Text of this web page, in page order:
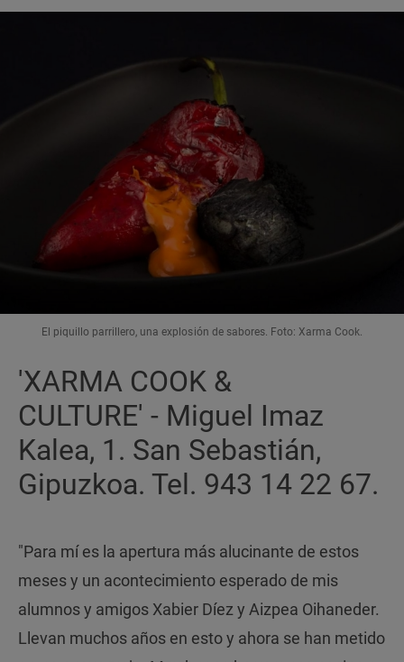
El piquillo parrillero, una explosión de sabores. Foto: Xarma Cook.
'XARMA COOK &
CULTURE' - Miguel Imaz
Kalea, 1. San Sebastián,
Gipuzkoa. Tel. 943 14 22 67.
"Para mí es la apertura más alucinante de estos
meses y un acontecimiento esperado de mis
alumnos y amigos Xabier Díez y Aizpea Oihaneder.
Llevan muchos años en esto y ahora se han metido